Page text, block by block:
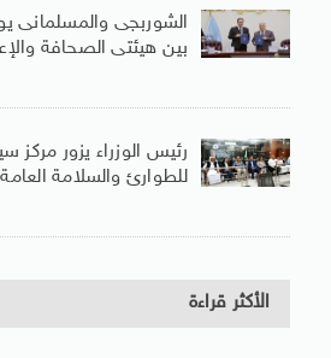
الشوربجى والمسلمانى
بين هيئتى الصحافة
رئيس الوزراء يزور مركز
للطوارئ والسلامة
الأكثر قراءة